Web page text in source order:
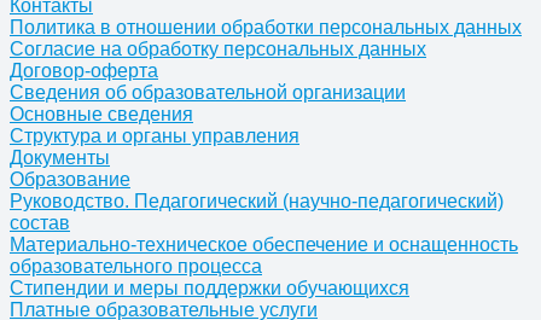
Контакты
Политика в отношении обработки персональных данных
Согласие на обработку персональных данных
Договор-оферта
Сведения об образовательной организации
Основные сведения
Структура и органы управления
Документы
Образование
Руководство. Педагогический (научно-педагогический)
состав
Материально-техническое обеспечение и оснащенность
образовательного процесса
Стипендии и меры поддержки обучающихся
Платные образовательные услуги